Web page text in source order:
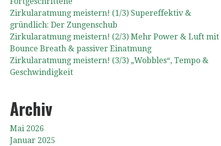
Zirkularatmung meistern! (1/3) Supereffektiv &
gründlich: Der Zungenschub
Zirkularatmung meistern! (2/3) Mehr Power & Luft mit
Bounce Breath & passiver Einatmung
Zirkularatmung meistern! (3/3) „Wobbles“, Tempo &
Geschwindigkeit
Archiv
Mai 2026
Januar 2025